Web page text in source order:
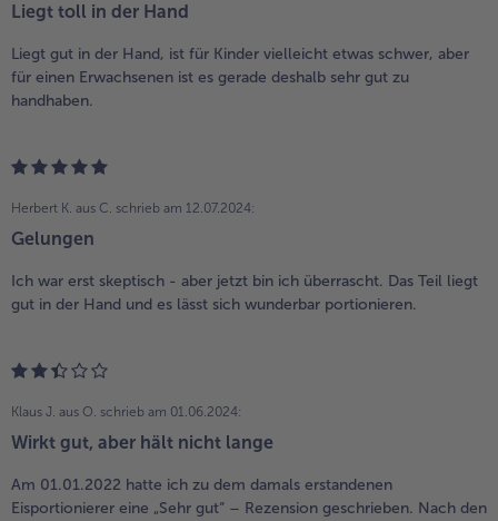
Liegt toll in der Hand
Liegt gut in der Hand, ist für Kinder vielleicht etwas schwer, aber
für einen Erwachsenen ist es gerade deshalb sehr gut zu
handhaben.
Herbert K. aus C. schrieb am 12.07.2024:
Gelungen
Ich war erst skeptisch - aber jetzt bin ich überrascht. Das Teil liegt
gut in der Hand und es lässt sich wunderbar portionieren.
Klaus J. aus O. schrieb am 01.06.2024:
Wirkt gut, aber hält nicht lange
Am 01.01.2022 hatte ich zu dem damals erstandenen
Eisportionierer eine „Sehr gut“ – Rezension geschrieben. Nach den